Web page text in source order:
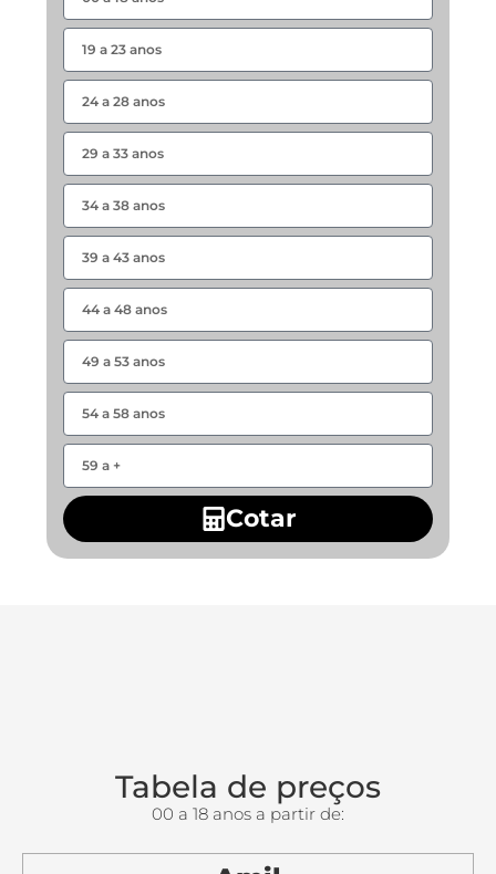
Cotar
Tabela de preços
00 a 18 anos a partir de: